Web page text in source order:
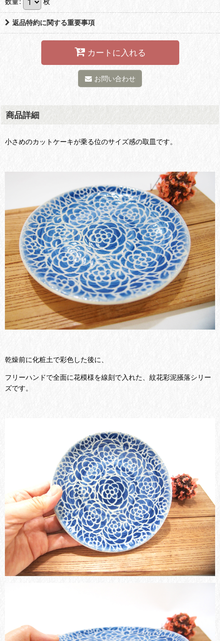
返品特約に関する重要事項
カートに入れる
お問い合わせ
商品詳細
小さめのカットケーキが乗る位のサイズ感の取皿です。
乾燥前に化粧土で彩色した後に、
フリーハンドで全面に花模様を線刻で入れた、紋花彩泥掻落シリー
ズです。